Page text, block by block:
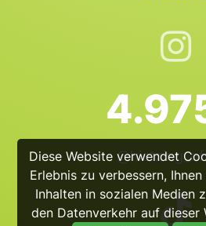
Diese Website verwendet
Erlebnis zu verbessern,
Inhalten in sozialen Medien
den Datenverkehr auf dieser